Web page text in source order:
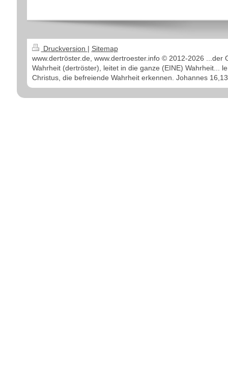
Druckversion | Sitemap
www.dertröster.de, www.dertroester.info © 2012-2026 ...der
Wahrheit (dertröster), leitet in die ganze (EINE) Wahrheit...
Christus, die befreiende Wahrheit erkennen. Johannes 16,13